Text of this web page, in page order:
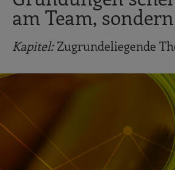
am Team,
Kapitel:Zugrundeliegende